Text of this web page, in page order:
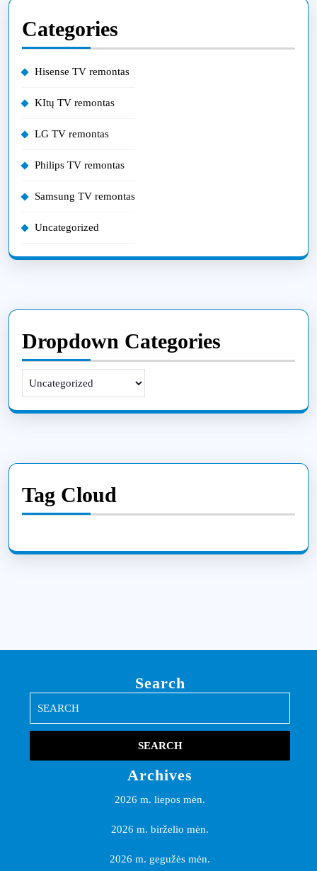
Categories
Hisense TV remontas
KItų TV remontas
LG TV remontas
Philips TV remontas
Samsung TV remontas
Uncategorized
Dropdown Categories
Tag Cloud
Search
for:
Archives
2026 m. liepos mėn.
2026 m. birželio mėn.
2026 m. gegužės mėn.